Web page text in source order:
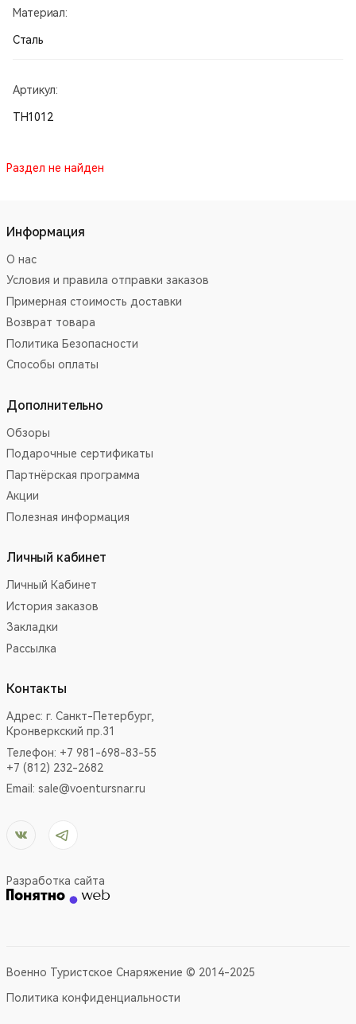
Материал:
Сталь
Артикул:
TH1012
Раздел не найден
Информация
О нас
Условия и правила отправки заказов
Примерная стоимость доставки
Возврат товара
Политика Безопасности
Способы оплаты
Дополнительно
Обзоры
Подарочные сертификаты
Партнёрская программа
Акции
Полезная информация
Личный кабинет
Личный Кабинет
История заказов
Закладки
Рассылка
Контакты
Адрес: г. Санкт-Петербург,
Кронверкский пр.31
Телефон: +7 981-698-83-55
+7 (812) 232-2682
Email: sale@voentursnar.ru
Разработка сайта
Военно Туристское Снаряжение © 2014-2025
Политика конфиденциальности